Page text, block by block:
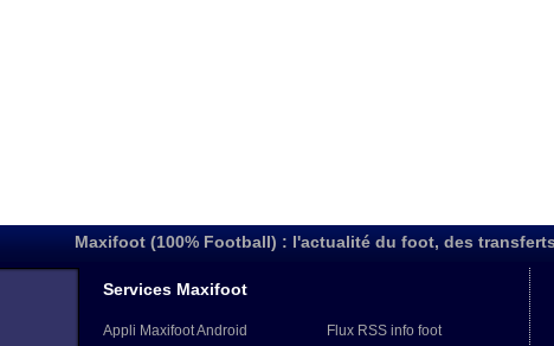
Maxifoot (100% Football) : l'actualité du foot, des
Services Maxifoot
Appli Maxifoot Android
Flux RSS info foot